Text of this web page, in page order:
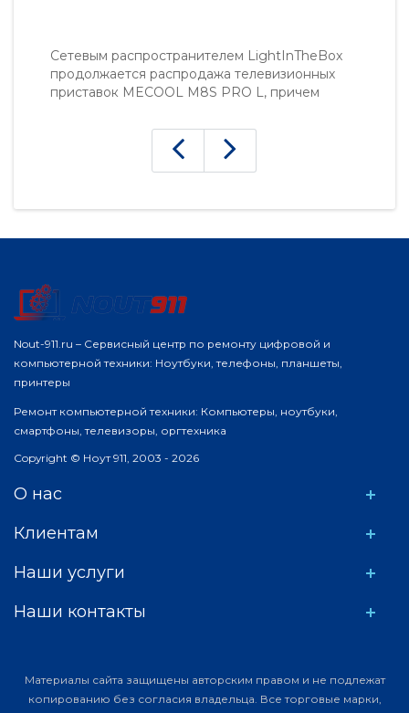
Сетевым распространителем LightInTheBox
продолжается распродажа телевизионных
приставок MECOOL M8S PRO L, причем
воспроизведения 4К-видео вы сможете со
значительной скидкой. Рекомендуем
воспользоваться выгодным предложен..
Nout-911.ru – Сервисный центр по ремонту цифровой и
компьютерной техники: Ноутбуки, телефоны, планшеты,
принтеры
Ремонт компьютерной техники: Компьютеры, ноутбуки,
смартфоны, телевизоры, оргтехника
Copyright © Ноут 911, 2003 - 2026
О нас
Клиентам
Наши услуги
Наши контакты
Материалы сайта защищены авторским правом и не подлежат
копированию без согласия владельца. Все торговые марки,